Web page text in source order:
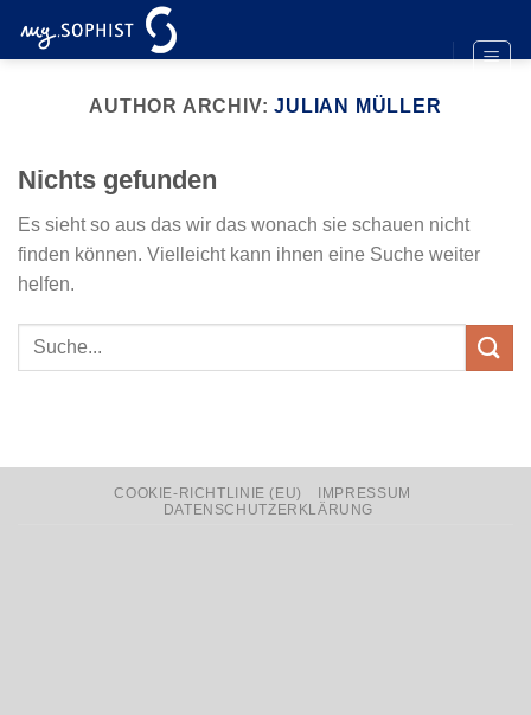
Inhalt
AUTHOR ARCHIV:JULIAN MÜLLER
Nichts gefunden
Es sieht so aus das wir das wonach sie schauen nicht
finden können. Vielleicht kann ihnen eine Suche weiter
helfen.
COOKIE-RICHTLINIE (EU)
IMPRESSUM
DATENSCHUTZERKLÄRUNG